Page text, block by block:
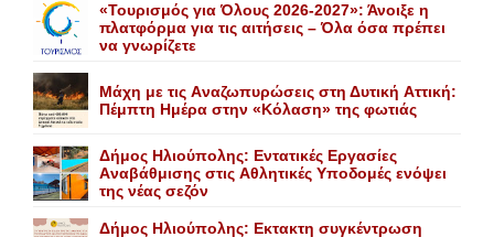
«Τουρισμός για Όλους 2026-2027»: Άνοιξε η
πλατφόρμα για τις αιτήσεις – Όλα όσα πρέπει
να γνωρίζετε
Mάχη με τις Aναζωπυρώσεις στη Δυτική Aττική:
Πέμπτη Hμέρα στην «Kόλαση» της φωτιάς
Δήμος Ηλιούπολης: Eντατικές Eργασίες
Aναβάθμισης στις Aθλητικές Yποδομές ενόψει
της νέας σεζόν
Δήμος Ηλιούπολης: Eκτακτη συγκέντρωση